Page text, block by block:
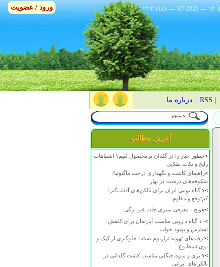
٢٢/٢/١٤٤٨ --- 8/7/2026 ---
RSS
|درباره ما
آخرین مطالب
>چطور خیار را در گلدان پرمحصول کنیم؟ اشتباهات
رایج و نکات طلایی
>راهنمای کاشت و نگهداری درخت ماگنولیا؛
شکوفه‌های درشت در بهار
>
۷ گیاه بومی ایران برای بالکن‌های آفتاب‌گیر؛
کم‌توقع و مقاوم
>هویج - معرفی سبزی جات غیر برگی
>
۱۰ گیاه دارویی مناسب آپارتمان برای کاهش
استرس و بهبود خواب
>ترفندهای تهویه تراریوم بسته؛ جلوگیری از کپک و
بوی نامطبوع
>
۷ بری و میوه جنگلی مناسب کشت گلدانی در
بالکن‌های ایرانی
ورود / عضویت